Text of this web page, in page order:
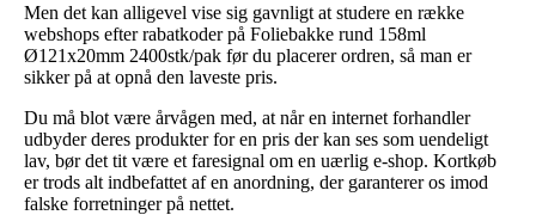
Men det kan alligevel vise sig gavnligt at studere en række
webshops efter rabatkoder på Foliebakke rund 158ml
Ø121x20mm 2400stk/pak før du placerer ordren, så man er
sikker på at opnå den laveste pris.
Du må blot være årvågen med, at når en internet forhandler
udbyder deres produkter for en pris der kan ses som uendeligt
lav, bør det tit være et faresignal om en uærlig e-shop. Kortkøb
er trods alt indbefattet af en anordning, der garanterer os imod
falske forretninger på nettet.